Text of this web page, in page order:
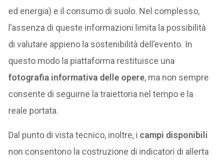
ed energia) e il consumo di suolo. Nel complesso,
l’assenza di queste informazioni limita la possibilità
di valutare appieno la sostenibilità dell’evento. In
questo modo la piattaforma restituisce una
fotografia informativa delle opere, ma non sempre
consente di seguirne la traiettoria nel tempo e la
reale portata.
Dal punto di vista tecnico, inoltre, i campi disponibili
non consentono la costruzione di indicatori di allerta